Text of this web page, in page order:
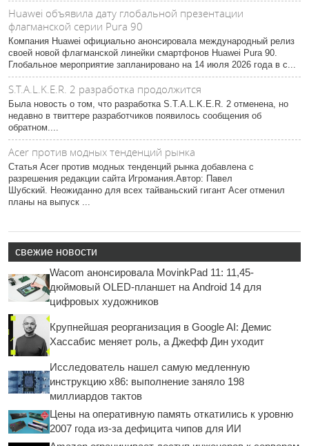
Huawei объявила дату глобальной презентации
флагманской серии Pura 90
Компания Huawei официально анонсировала международный релиз
своей новой флагманской линейки смартфонов Huawei Pura 90.
Глобальное мероприятие запланировано на 14 июля 2026 года в с...
S.T.A.L.K.E.R. 2 разработка продолжится
Была новость о том, что разработка S.T.A.L.K.E.R. 2 отменена, но
недавно в твиттере разработчиков появилось сообщения об
обратном....
Acer против модных тенденций рынка
Статья Acer против модных тенденций рынка добавлена с
разрешения редакции сайта Игромания.Автор: Павел
Шубский. Неожиданно для всех тайваньский гигант Acer отменил
планы на выпуск ...
свежие новости
Wacom анонсировала MovinkPad 11: 11,45-
дюймовый OLED-планшет на Android 14 для
цифровых художников
Крупнейшая реорганизация в Google AI: Демис
Хассабис меняет роль, а Джефф Дин уходит
Исследователь нашел самую медленную
инструкцию x86: выполнение заняло 198
миллиардов тактов
Цены на оперативную память откатились к уровню
2007 года из-за дефицита чипов для ИИ